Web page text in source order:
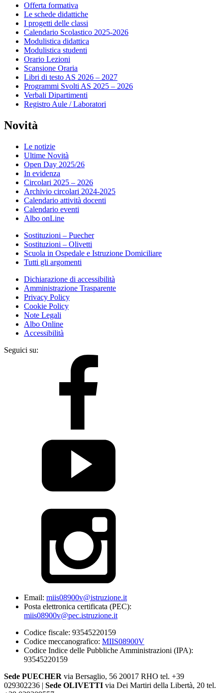
Offerta formativa
Le schede didattiche
I progetti delle classi
Calendario Scolastico 2025-2026
Modulistica didattica
Modulistica studenti
Orario Lezioni
Scansione Oraria
Libri di testo AS 2026 – 2027
Programmi Svolti AS 2025 – 2026
Verbali Dipartimenti
Registro Aule / Laboratori
Novità
Le notizie
Ultime Novità
Open Day 2025/26
In evidenza
Circolari 2025 – 2026
Archivio circolari 2024-2025
Calendario attività docenti
Calendario eventi
Albo onLine
Sostituzioni – Puecher
Sostituzioni – Olivetti
Scuola in Ospedale e Istruzione Domiciliare
Tutti gli argomenti
Dichiarazione di accessibilità
Amministrazione Trasparente
Privacy Policy
Cookie Policy
Note Legali
Albo Online
Accessibilità
Seguici su:
Email: miis08900v@istruzione.it
Posta elettronica certificata (PEC):
miis08900v@pec.istruzione.it
Codice fiscale: 93545220159
Codice meccanografico: MIIS08900V
Codice Indice delle Pubbliche Amministrazioni (IPA):
93545220159
Sede PUECHER via Bersaglio, 56 20017 RHO tel. +39
029302236 | Sede OLIVETTI via Dei Martiri della Libertà, 20 tel.